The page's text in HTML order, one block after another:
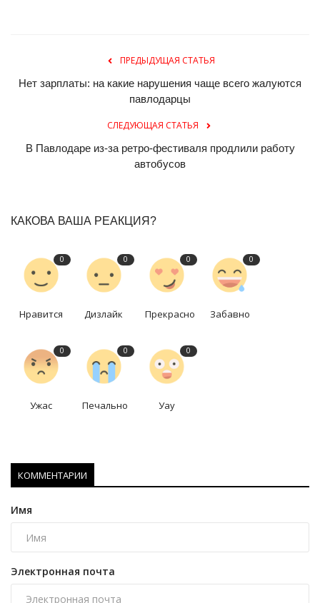
ПРЕДЫДУЩАЯ СТАТЬЯ
Нет зарплаты: на какие нарушения чаще всего жалуются
павлодарцы
СЛЕДУЮЩАЯ СТАТЬЯ
В Павлодаре из-за ретро-фестиваля продлили работу
автобусов
КАКОВА ВАША РЕАКЦИЯ?
0
Нравится
0
Дизлайк
0
Прекрасно
0
Забавно
0
Ужас
0
Печально
0
Уау
КОММЕНТАРИИ
Имя
Электронная почта